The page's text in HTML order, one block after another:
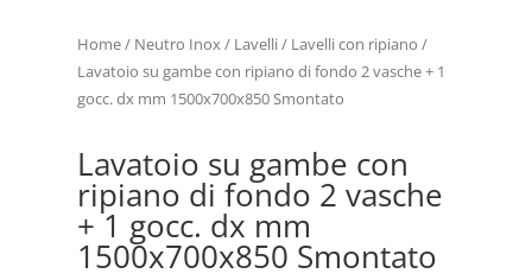
Home/ Neutro Inox/ Lavelli/ Lavelli con ripiano /
Lavatoio su gambe con ripiano di fondo 2 vasche + 1
gocc. dx mm 1500x700x850 Smontato
Lavatoio su gambe con
ripiano di fondo 2 vasche
+ 1 gocc. dx mm
1500x700x850 Smontato